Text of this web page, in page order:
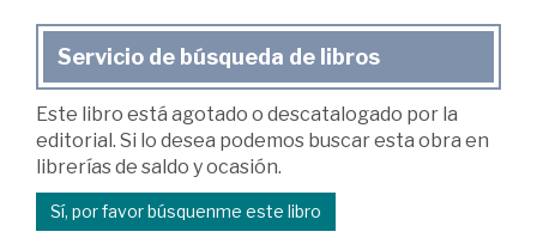
Servicio de búsqueda de libros
Este libro está agotado o descatalogado por la
editorial. Si lo desea podemos buscar esta obra en
librerías de saldo y ocasión.
Sí, por favor búsquenme este libro